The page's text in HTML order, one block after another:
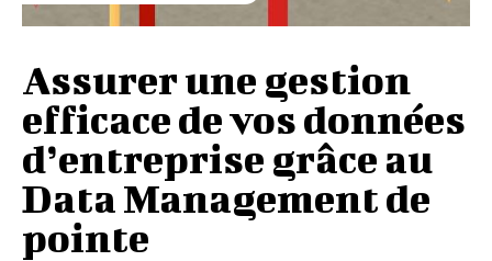
Assurer une gestion
efficace de vos données
d’entreprise grâce au
Data Management de
pointe